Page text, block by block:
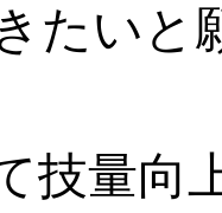
たいと
技量向